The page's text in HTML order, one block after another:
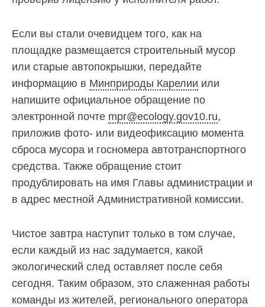
(с
до
Если вы стали очевидцем того, как на
площадке размещается строительный мусор
или старые автопокрышки, передайте
информацию в Минприроды Карелии или
напишите официальное обращение по
электронной почте mpr@ecology.gov10.ru,
приложив фото- или видеофиксацию момента
сброса мусора и госномера автотранспортного
средства. Также обращение стоит
продублировать на имя Главы администрации и
в адрес местной Административной комиссии.
Чистое завтра наступит только в том случае,
если каждый из нас задумается, какой
экологический след оставляет после себя
сегодня. Таким образом, это слаженная работы
команды из жителей, регионального оператора